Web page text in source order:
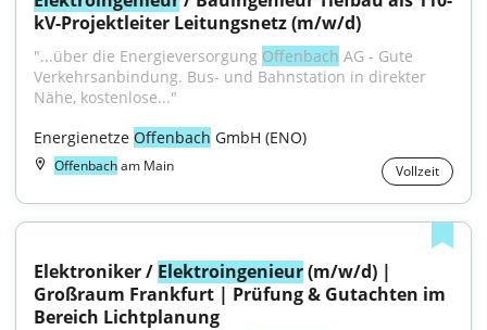
kV-Projektleiter Leitungsnetz (m/w/d)
"...über die Energieversorgung Offenbach AG - Gute
Verkehrsanbindung. Bus- und Bahnstation in direkter
Nähe, kostenlose..."
Energienetze Offenbach GmbH (ENO)
Offenbacham Main Vollzeit
Elektroniker / Elektroingenieur (m/w/d) |
Großraum Frankfurt | Prüfung & Gutachten im
Bereich Lichtplanung